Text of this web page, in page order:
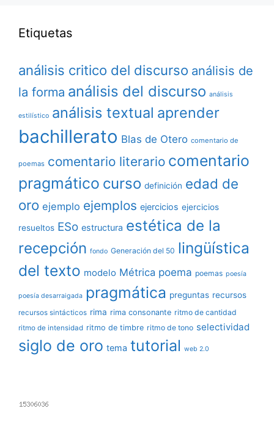
Etiquetas
análisis critico del discurso análisis de
la forma análisis del discurso análisis
estilístico análisis textual aprender
bachillerato Blas de Otero comentario de
poemas comentario literario comentario
pragmático curso definición edad de
oro ejemplo ejemplos ejercicios ejercicios
resueltos ESo estructura estética de la
recepción fondo Generación del 50 lingüística
del texto modelo Métrica poema poemas poesía
poesía desarraigada pragmática preguntas recursos
recursos sintácticos rima rima consonante ritmo de cantidad
ritmo de intensidad ritmo de timbre ritmo de tono selectividad
siglo de oro tema tutorial web 2.0